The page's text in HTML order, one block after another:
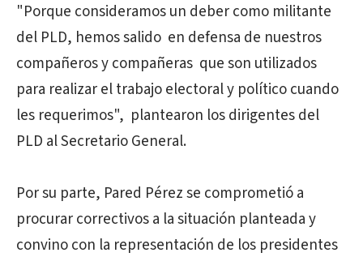
"Porque consideramos un deber como militante
del PLD, hemos salido en defensa de nuestros
compañeros y compañeras que son utilizados
para realizar el trabajo electoral y político cuando
les requerimos", plantearon los dirigentes del
PLD al Secretario General.
Por su parte, Pared Pérez se comprometió a
procurar correctivos a la situación planteada y
convino con la representación de los presidentes